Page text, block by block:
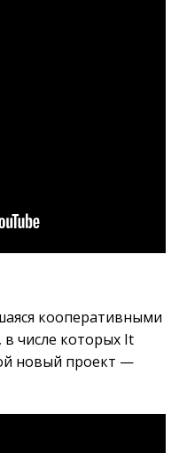
кооперативными
числе которых It
новый проект —